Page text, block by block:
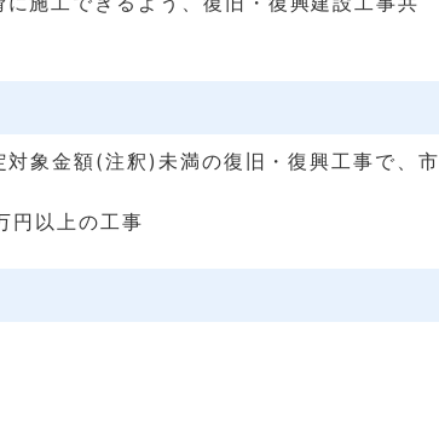
象金額(注釈)未満の復旧・復興工事で、市
円以上の工事